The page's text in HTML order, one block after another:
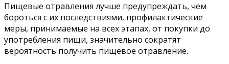
Пищевые отравления лучше предупреждать, чем
бороться с их последствиями, профилактические
меры, принимаемые на всех этапах, от покупки до
употребления пищи, значительно сократят
вероятность получить пищевое отравление.